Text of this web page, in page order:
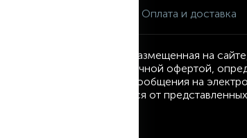
Оплата и доставка
Информация, размещенная на
являются публичной офертой,
посредством сообщения на
могут отличаться от